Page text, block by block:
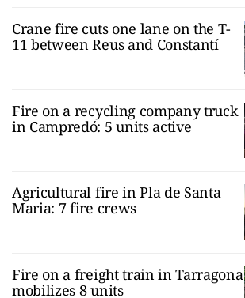
Crane fire cuts one lane on the T-
11 between Reus and Constantí
Fire on a recycling company truck
in Campredó: 5 units active
Agricultural fire in Pla de Santa
Maria: 7 fire crews
Fire on a freight train in Tarragona
mobilizes 8 units